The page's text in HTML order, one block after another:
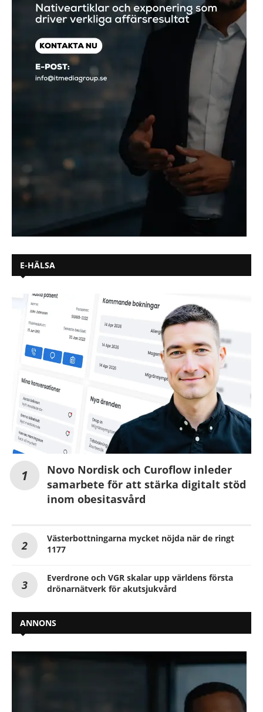
E-HÄLSA
Novo Nordisk och Curoflow inleder
samarbete för att stärka digitalt stöd
inom obesitasvård
Västerbottningarna mycket nöjda när de ringt
1177
Everdrone och VGR skalar upp världens första
drönarnätverk för akutsjukvård
ANNONS